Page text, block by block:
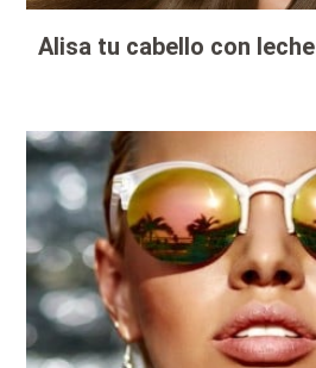
Alisa tu cabello con leche